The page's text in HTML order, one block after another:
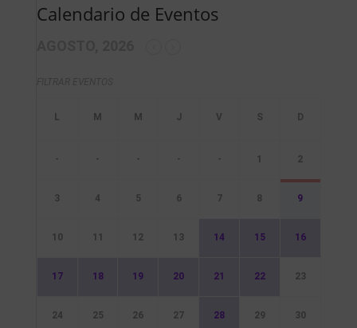
Calendario de Eventos
- - - - - 1 2
3 4 5 6 7 8 9
10 11 12 13 14 15 16
17 18 19 20 21 22 23
24 25 26 27 28 29 30